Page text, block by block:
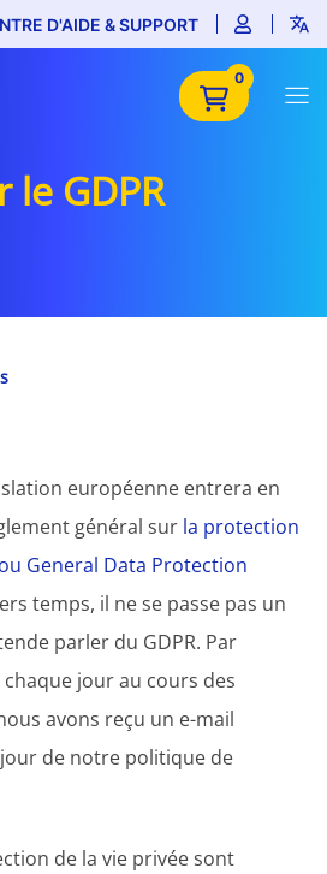
D'AIDE & SUPPORT
0
le GDPR
européenne entrera en
général sur la protection
General Data Protection
temps, il ne se passe pas un
parler du GDPR. Par
jour au cours des
avons reçu un e-mail
de notre politique de
de la vie privée sont